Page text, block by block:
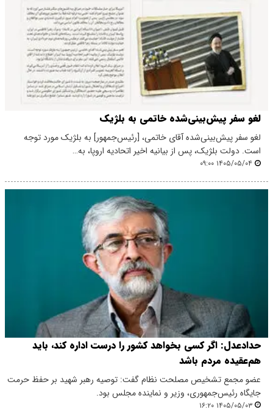
لغو سفر پیش‌بینی‌شده خاتمی به بلژیک
لغو سفر پیش‌بینی‌شده آقای خاتمی، [رئیس‌جمهور] به بلژیک مورد توجه
است. دولت بلژیک، پس از بیانیه اخیر اتحادیه اروپا، به…
۱۴۰۵/۰۵/۰۴ ۰۹:۰۰
حدادعدل: اگر کسی بخواهد کشور را درست اداره کند، باید
هم‌عقیده مردم باشد
عضو مجمع تشخیص مصلحت نظام گفت: توصیه رهبر شهید بر حفظ حرمت
جایگاه‌ رئیس‌جمهوری، وزیر و نماینده مجلس بود.
۱۴۰۵/۰۵/۰۳ ۱۶:۲۰